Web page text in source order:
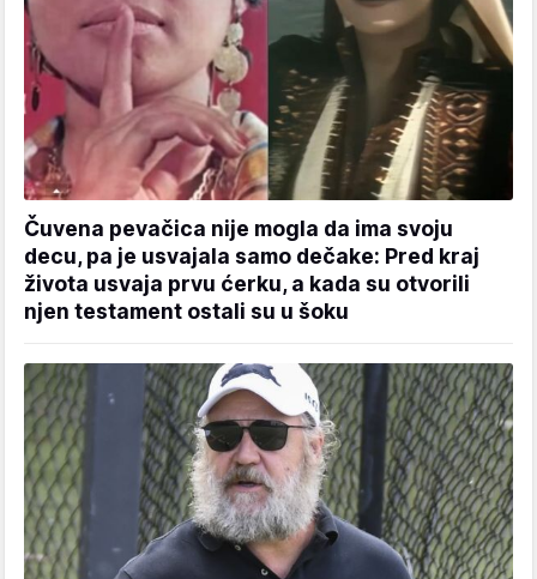
Čuvena pevačica nije mogla da ima svoju
decu, pa je usvajala samo dečake: Pred kraj
života usvaja prvu ćerku, a kada su otvorili
njen testament ostali su u šoku